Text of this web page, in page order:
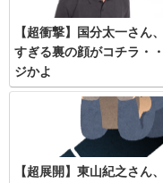
【超衝撃】国分太一さん
すぎる裏の顔がコチラ・
ジかよ
【超展開】東山紀之さん